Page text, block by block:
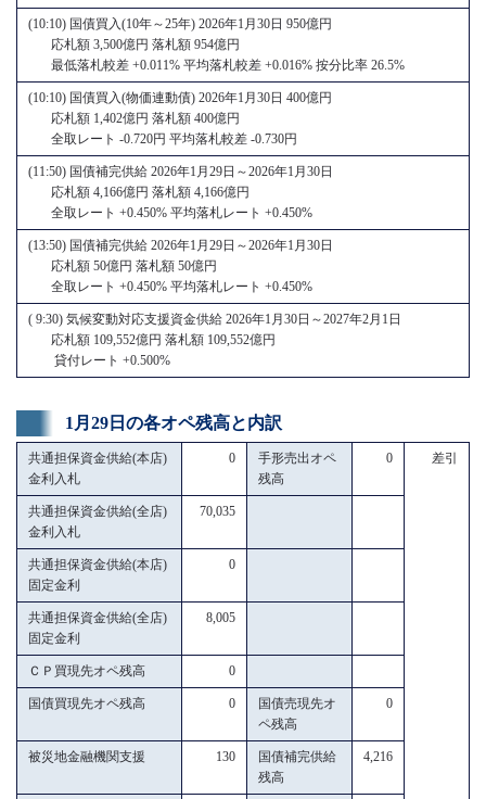
(10:10) 国債買入(10年～25年) 2026年1月30日 950億円
応札額 3,500億円 落札額 954億円
最低落札較差 +0.011% 平均落札較差 +0.016% 按分比率 26.5%
(10:10) 国債買入(物価連動債) 2026年1月30日 400億円
応札額 1,402億円 落札額 400億円
全取レート -0.720円 平均落札較差 -0.730円
(11:50) 国債補完供給 2026年1月29日～2026年1月30日
応札額 4,166億円 落札額 4,166億円
全取レート +0.450% 平均落札レート +0.450%
(13:50) 国債補完供給 2026年1月29日～2026年1月30日
応札額 50億円 落札額 50億円
全取レート +0.450% 平均落札レート +0.450%
( 9:30) 気候変動対応支援資金供給 2026年1月30日～2027年2月1日
応札額 109,552億円 落札額 109,552億円
貸付レート +0.500%
1月29日の各オペ残高と内訳
共通担保資金供給(本店)
金利入札
0
手形売出オペ
残高
0 差引
共通担保資金供給(全店)
金利入札
70,035
共通担保資金供給(本店)
固定金利
0
共通担保資金供給(全店)
固定金利
8,005
ＣＰ買現先オペ残高 0
国債買現先オペ残高 0
国債売現先オ
ペ残高
0
被災地金融機関支援 130
国債補完供給
残高
4,216